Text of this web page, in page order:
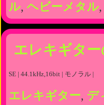
ル, ヘビーメタル,
エレキギタ
SE | 44.1kHz,16bit | モノラル |
エレキギター, デ